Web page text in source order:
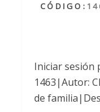
CÓDIGO:
Iniciar sesión
1463|Autor:
de